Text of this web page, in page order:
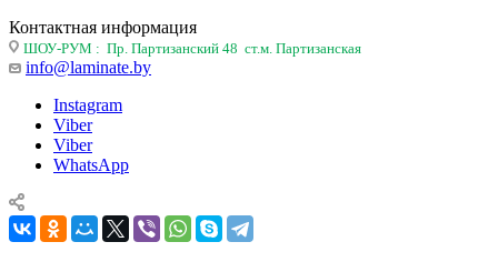
Контактная информация
ШОУ-РУМ : Пр. Партизанский 48 ст.м. Партизанская
info@laminate.by
Instagram
Viber
Viber
WhatsApp